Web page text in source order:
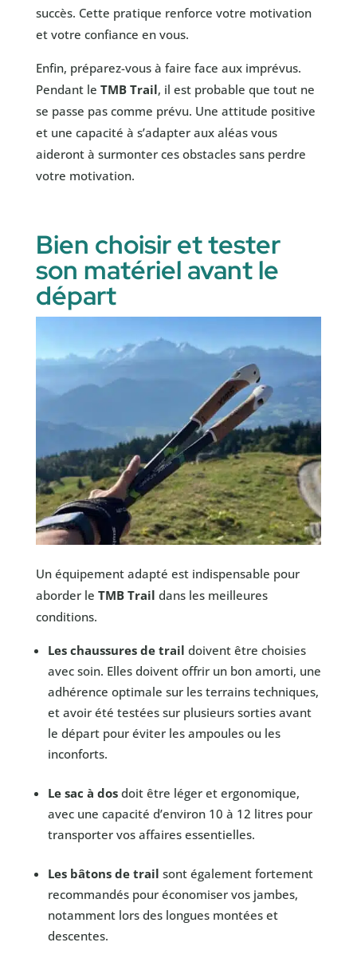
succès. Cette pratique renforce votre motivation
et votre confiance en vous.
Enfin, préparez-vous à faire face aux imprévus.
Pendant le TMB Trail, il est probable que tout ne
se passe pas comme prévu. Une attitude positive
et une capacité à s’adapter aux aléas vous
aideront à surmonter ces obstacles sans perdre
votre motivation.
Bien choisir et tester
son matériel avant le
départ
Un équipement adapté est indispensable pour
aborder le TMB Trail dans les meilleures
conditions.
Les chaussures de trail doivent être choisies
avec soin. Elles doivent offrir un bon amorti, une
adhérence optimale sur les terrains techniques,
et avoir été testées sur plusieurs sorties avant
le départ pour éviter les ampoules ou les
inconforts.
Le sac à dosdoit être léger et ergonomique,
avec une capacité d’environ 10 à 12 litres pour
transporter vos affaires essentielles.
Les bâtons de trail sont également fortement
recommandés pour économiser vos jambes,
notamment lors des longues montées et
descentes.